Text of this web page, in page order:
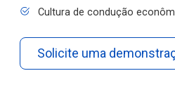
Cultura de condução
Solicite uma